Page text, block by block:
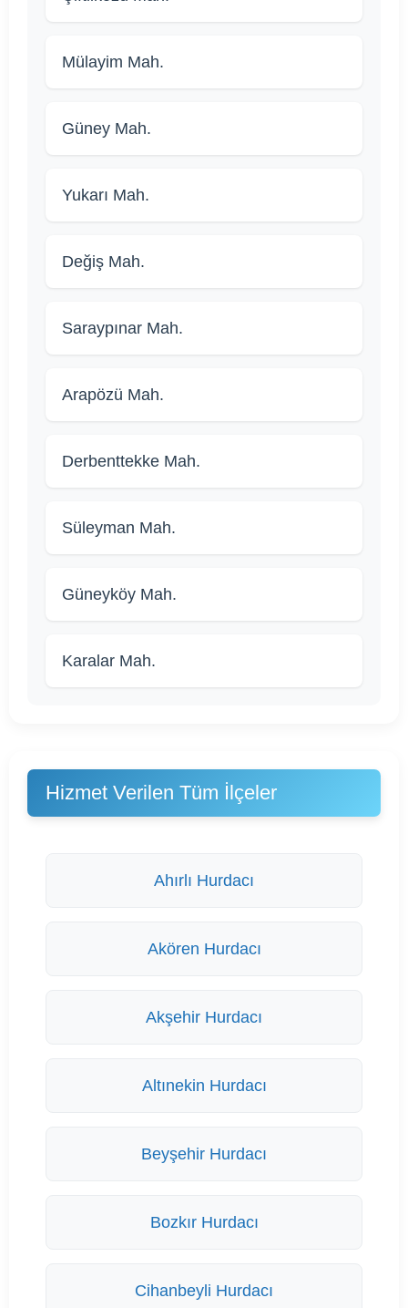
Mülayim Mah.
Güney Mah.
Yukarı Mah.
Değiş Mah.
Saraypınar Mah.
Arapözü Mah.
Derbenttekke Mah.
Süleyman Mah.
Güneyköy Mah.
Karalar Mah.
Hizmet Verilen Tüm İlçeler
Ahırlı Hurdacı
Akören Hurdacı
Akşehir Hurdacı
Altınekin Hurdacı
Beyşehir Hurdacı
Bozkır Hurdacı
Cihanbeyli Hurdacı